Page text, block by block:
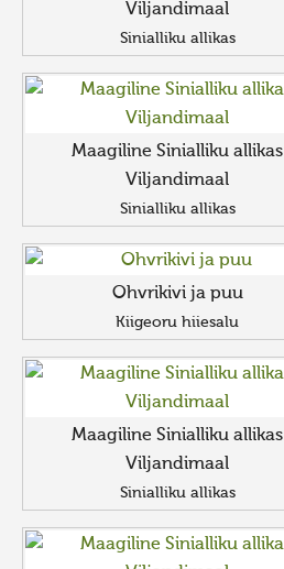
Viljandimaal
Sinialliku allikas
Maagiline Sinialliku allikas
Viljandimaal
Sinialliku allikas
Ohvrikivi ja puu
Kiigeoru hiiesalu
Maagiline Sinialliku allikas
Viljandimaal
Sinialliku allikas